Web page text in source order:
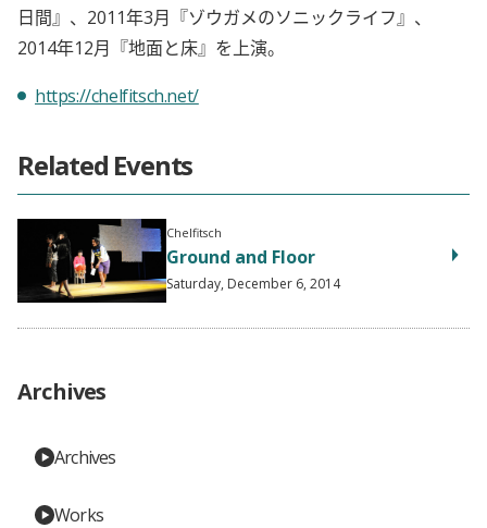
日間』、2011年3月『ゾウガメのソニックライフ』、
2014年12月『地面と床』を上演。
https://chelfitsch.net/
Related Events
Chelfitsch
Ground and Floor
Saturday, December 6, 2014
Archives
Archives
Works